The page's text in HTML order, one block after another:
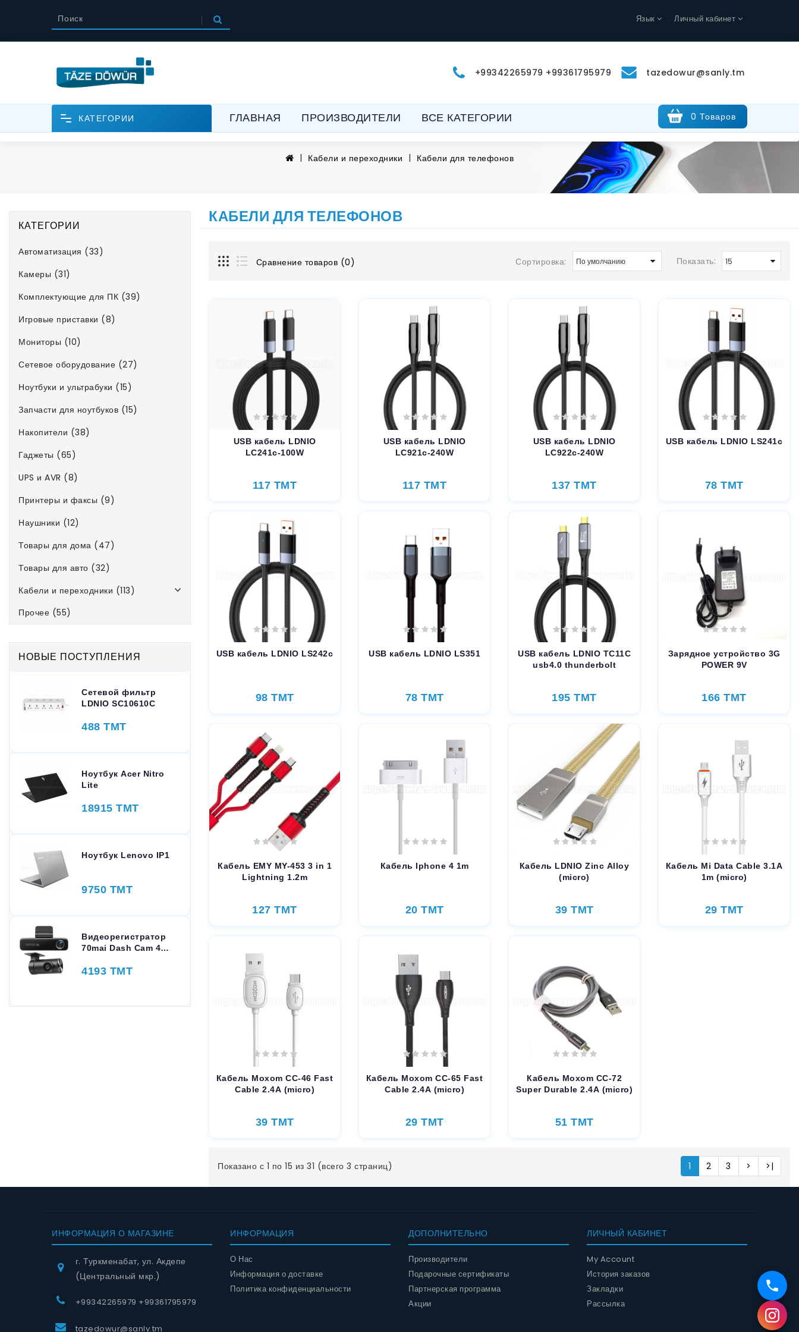
Язык Личный кабинет
+99342265979 +99361795979 tazedowur@sanly.tm
0 Товаров
КАТЕГОРИИ ГЛАВНАЯ ПРОИЗВОДИТЕЛИ ВСЕ КАТЕГОРИИ
Кабели и переходники Кабели для телефонов
КАТЕГОРИИ
Автоматизация (33)
Камеры (31)
Комплектующие для ПК (39)
Игровые приставки (8)
Мониторы (10)
Сетевое оборудование (27)
Ноутбуки и ультрабуки (15)
Запчасти для ноутбуков (15)
Накопители (38)
Гаджеты (65)
UPS и AVR (8)
Принтеры и факсы (9)
Наушники (12)
Товары для дома (47)
Товары для авто (32)
Кабели и переходники (113)
Прочее (55)
НОВЫЕ ПОСТУПЛЕНИЯ
Сетевой фильтр
LDNIO SC10610C
488 TMT
Ноутбук Acer Nitro
Lite
18915 TMT
Ноутбук Lenovo IP1
9750 TMT
Видеорегистратор
70mai Dash Cam 4K
4193 TMT
КАБЕЛИ ДЛЯ ТЕЛЕФОНОВ
Сравнение товаров (0) Сортировка: Показать:
USB кабель LDNIO
LC241c-100W
117 TMT
USB кабель LDNIO
LC921с-240W
117 TMT
USB кабель LDNIO
LC922с-240W
137 TMT
USB кабель LDNIO LS241c
78 TMT
USB кабель LDNIO LS242c
98 TMT
USB кабель LDNIO LS351
78 TMT
USB кабель LDNIO TC11C
usb4.0 thunderbolt
195 TMT
Зарядное устройство 3G
POWER 9V
166 TMT
Кабель EMY MY-453 3 in 1
Lightning 1.2m
127 TMT
Кабель Iphone 4 1m
20 TMT
Кабель LDNIO Zinc Alloy
(micro)
39 TMT
Кабель Mi Data Cable 3.1A
1m (micro)
29 TMT
Кабель Moxom CC-46 Fast
Cable 2.4A (micro)
39 TMT
Кабель Moxom CC-65 Fast
Cable 2.4A (micro)
29 TMT
Кабель Moxom CC-72
Super Durable 2.4A (micro)
51 TMT
Показано с 1 по 15 из 31 (всего 3 страниц) 1 2 3 > >|
ИНФОРМАЦИЯ О МАГАЗИНЕ
г. Туркменабат, ул. Акдепе
(Центральный мкр.)
+99342265979 +99361795979
tazedowur@sanly.tm
ИНФОРМАЦИЯ
О Нас
Информация о доставке
Политика конфиденциальности
ДОПОЛНИТЕЛЬНО
Производители
Подарочные сертификаты
Партнерская программа
Акции
ЛИЧНЫЙ КАБИНЕТ
My Account
История заказов
Закладки
Рассылка